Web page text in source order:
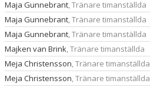
Maja Gunnebrant, Tränare timanställda
Maja Gunnebrant, Tränare timanställda
Maja Gunnebrant, Tränare timanställda
Majken van Brink, Tränare timanställda
Meja Christensson, Tränare timanställda
Meja Christensson, Tränare timanställda